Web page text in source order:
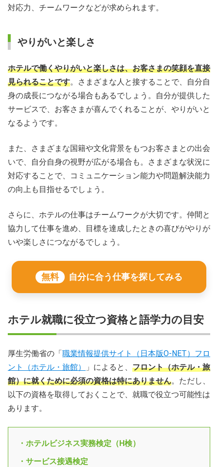
対応力、チームワークなどが求められます。
やりがいと楽しさ
ホテルで働くやりがいと楽しさは、お客さまの笑顔を直接
見られることです。さまざまな人と接することで、自分自
身の成長につながる場合もあるでしょう。自分が提供した
サービスで、お客さまが喜んでくれることが、やりがいと
なるようです。
また、さまざまな国籍や文化背景をもつお客さまとの出会
いで、自分自身の視野が広がる場合も。さまざまな状況に
対応することで、コミュニケーション能力や問題解決能力
の向上も目指せるでしょう。
さらに、ホテルの仕事はチームワークが大切です。仲間と
協力して仕事を進め、目標を達成したときの喜びがやりが
いや楽しさにつながるでしょう。
無料 自分に合う仕事を探してみる
ホテル就職に役立つ資格と語学力の目安
厚生労働省の「 職業情報提供サイト（日本版O-NET）フロ
ント（ホテル・旅館）
」によると、 フロント（ホテル・旅
館）に就くために必須の資格は特にありません。ただし、
以下の資格を取得しておくことで、就職で役立つ可能性は
あります。
・ホテルビジネス実務検定（H検）
・サービス接遇検定